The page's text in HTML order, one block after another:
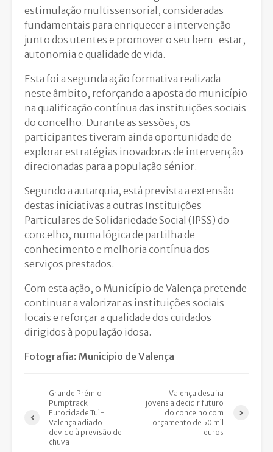
estimulação multissensorial, consideradas
fundamentais para enriquecer a intervenção
junto dos utentes e promover o seu bem-estar,
autonomia e qualidade de vida.
Esta foi a segunda ação formativa realizada
neste âmbito, reforçando a aposta do município
na qualificação contínua das instituições sociais
do concelho. Durante as sessões, os
participantes tiveram ainda oportunidade de
explorar estratégias inovadoras de intervenção
direcionadas para a população sénior.
Segundo a autarquia, está prevista a extensão
destas iniciativas a outras Instituições
Particulares de Solidariedade Social (IPSS) do
concelho, numa lógica de partilha de
conhecimento e melhoria contínua dos
serviços prestados.
Com esta ação, o Município de Valença pretende
continuar a valorizar as instituições sociais
locais e reforçar a qualidade dos cuidados
dirigidos à população idosa.
Fotografia: Municipio de Valença
Grande Prémio
Pumptrack
Eurocidade Tui-
Valença adiado
devido à previsão de
chuva
Valença desafia
jovens a decidir futuro
do concelho com
orçamento de 50 mil
euros